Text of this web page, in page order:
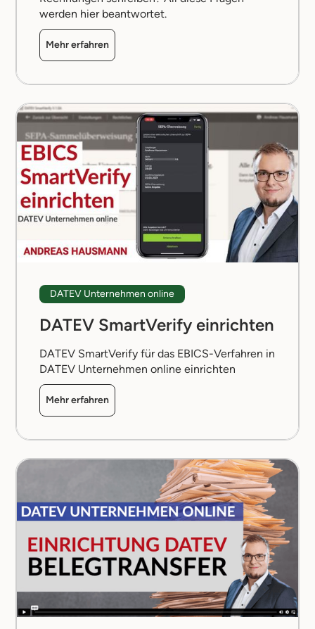
werden hier beantwortet.
Mehr erfahren
DATEV Unternehmen online
DATEV SmartVerify einrichten
DATEV SmartVerify für das EBICS-Verfahren in
DATEV Unternehmen online einrichten
Mehr erfahren